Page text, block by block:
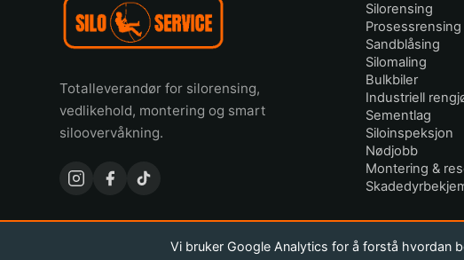
Totalleverandør for silorensing,
vedlikehold, montering og smart
siloovervåkning.
Silorensing
Prosessrensing
Sandblåsing
Silomaling
Bulkbiler
Industriell
Sementlag
Siloinspeksjon
Nødjobb
Montering &
Vi bruker Google Analytics for å forstå hvordan